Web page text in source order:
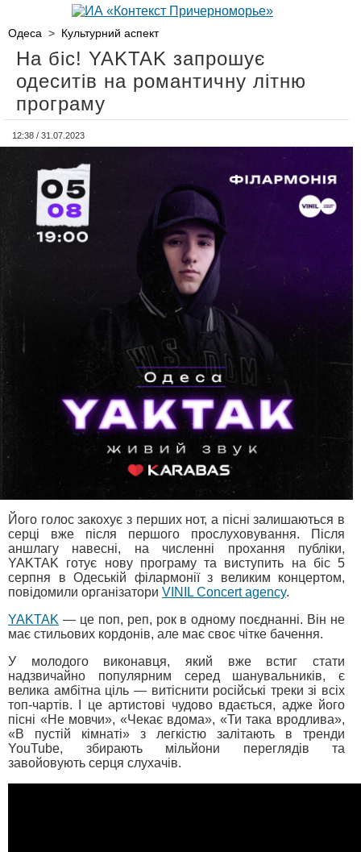
Одеса > Культурний аспект
На біс! YAKTAK запрошує
одеситів на романтичну літню
програму
12:38 / 31.07.2023
Його голос закохує з перших нот, а пісні залишаються в
серці вже після першого прослуховування. Після
аншлагу навесні, на численні прохання публіки,
YAKTAK готує нову програму та виступить на біс 5
серпня в Одеській філармонії з великим концертом,
повідомили організатори VINIL Concert agency.
YAKTAK — це поп, реп, рок в одному поєднанні. Він не
має стильових кордонів, але має своє чітке бачення.
У молодого виконавця, який вже встиг стати
надзвичайно популярним серед шанувальників, є
велика амбітна ціль — витіснити російські треки зі всіх
топ-чартів. І це артистові чудово вдається, адже його
пісні «Не мовчи», «Чекає вдома», «Ти така вродлива»,
«В пустій кімнаті» з легкістю залітають в тренди
YouTube, збирають мільйони переглядів та
завойовують серця слухачів.